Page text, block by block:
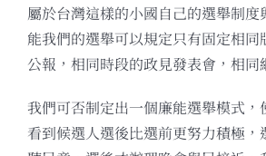
屬於台灣這樣的小國自己的選舉制度
能我們的選舉可以規定只有固定相
公報，相同時段的政見發表會，相同
我們可否制定出一個廉能選舉模式，
看到候選人選後比選前更努力積極